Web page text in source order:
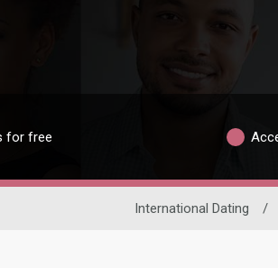
for free
International Dating /